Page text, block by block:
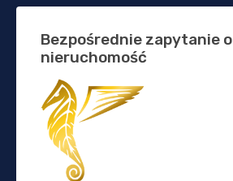
Bezpośrednie zapytanie o
nieruchomość